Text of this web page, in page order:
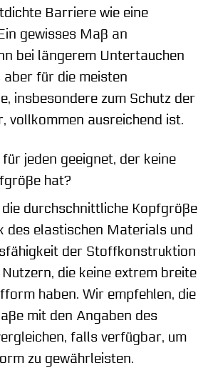
Barriere wie eine
gewisses Maß an
bei längerem Untertauchen
aber für die meisten
insbesondere zum Schutz der
vollkommen ausreichend ist.
jeden geeignet, der keine
hat?
durchschnittliche Kopfgröße
des elastischen Materials und
der Stoffkonstruktion
die keine extrem breite
haben. Wir empfehlen, die
mit den Angaben des
falls verfügbar, um
zu gewährleisten.